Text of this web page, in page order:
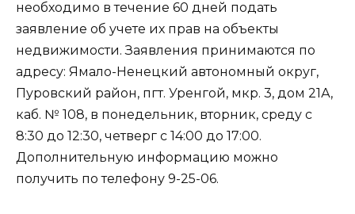
необходимо в течение 60 дней подать
заявление об учете их прав на объекты
недвижимости. Заявления принимаются по
адресу: Ямало-Ненецкий автономный округ,
Пуровский район, пгт. Уренгой, мкр. 3, дом 21А,
каб. № 108, в понедельник, вторник, среду с
8:30 до 12:30, четверг с 14:00 до 17:00.
Дополнительную информацию можно
получить по телефону 9-25-06.